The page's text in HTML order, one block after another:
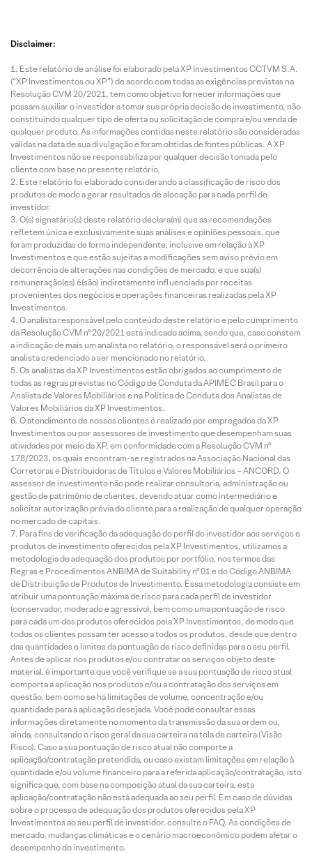
nos
EUA e
projeçõ
es XP
para a
econo
mia em
destaq
ue
g Call
XP:
acomp
anhe
ao vivo
o do
Copom
e
balanç
o da
Petrobr
as em
foco
juros
hoje;
saiba
que
Disclaimer:
Este relatório de análise foi elaborado pela XP Investimentos CCTVM S.A.
(“XP Investimentos ou XP”) de acordo com todas as exigências previstas na
Resolução CVM 20/2021, tem como objetivo fornecer informações que
possam auxiliar o investidor a tomar sua própria decisão de investimento, não
constituindo qualquer tipo de oferta ou solicitação de compra e/ou venda de
qualquer produto. As informações contidas neste relatório são consideradas
válidas na data de sua divulgação e foram obtidas de fontes públicas. A XP
Investimentos não se responsabiliza por qualquer decisão tomada pelo
cliente com base no presente relatório.
Este relatório foi elaborado considerando a classificação de risco dos
produtos de modo a gerar resultados de alocação para cada perfil de
investidor.
O(s) signatário(s) deste relatório declara(m) que as recomendações
refletem única e exclusivamente suas análises e opiniões pessoais, que
foram produzidas de forma independente, inclusive em relação à XP
Investimentos e que estão sujeitas a modificações sem aviso prévio em
decorrência de alterações nas condições de mercado, e que sua(s)
remuneração(es) é(são) indiretamente influenciada por receitas
provenientes dos negócios e operações financeiras realizadas pela XP
Investimentos.
O analista responsável pelo conteúdo deste relatório e pelo cumprimento
da Resolução CVM nº 20/2021 está indicado acima, sendo que, caso constem
a indicação de mais um analista no relatório, o responsável será o primeiro
analista credenciado a ser mencionado no relatório.
Os analistas da XP Investimentos estão obrigados ao cumprimento de
todas as regras previstas no Código de Conduta da APIMEC Brasil para o
Analista de Valores Mobiliários e na Política de Conduta dos Analistas de
Valores Mobiliários da XP Investimentos.
O atendimento de nossos clientes é realizado por empregados da XP
Investimentos ou por assessores de investimento que desempenham suas
atividades por meio da XP, em conformidade com a Resolução CVM nº
178/2023, os quais encontram-se registrados na Associação Nacional das
Corretoras e Distribuidoras de Títulos e Valores Mobiliários – ANCORD. O
assessor de investimento não pode realizar consultoria, administração ou
gestão de patrimônio de clientes, devendo atuar como intermediário e
solicitar autorização prévia do cliente para a realização de qualquer operação
no mercado de capitais.
Para fins de verificação da adequação do perfil do investidor aos serviços e
produtos de investimento oferecidos pela XP Investimentos, utilizamos a
metodologia de adequação dos produtos por portfólio, nos termos das
Regras e Procedimentos ANBIMA de Suitability nº 01 e do Código ANBIMA
de Distribuição de Produtos de Investimento. Essa metodologia consiste em
atribuir uma pontuação máxima de risco para cada perfil de investidor
(conservador, moderado e agressivo), bem como uma pontuação de risco
para cada um dos produtos oferecidos pela XP Investimentos, de modo que
todos os clientes possam ter acesso a todos os produtos, desde que dentro
das quantidades e limites da pontuação de risco definidas para o seu perfil.
Antes de aplicar nos produtos e/ou contratar os serviços objeto deste
material, é importante que você verifique se a sua pontuação de risco atual
comporta a aplicação nos produtos e/ou a contratação dos serviços em
questão, bem como se há limitações de volume, concentração e/ou
quantidade para a aplicação desejada. Você pode consultar essas
informações diretamente no momento da transmissão da sua ordem ou,
ainda, consultando o risco geral da sua carteira na tela de carteira (Visão
Risco). Caso a sua pontuação de risco atual não comporte a
aplicação/contratação pretendida, ou caso existam limitações em relação à
quantidade e/ou volume financeiro para a referida aplicação/contratação, isto
significa que, com base na composição atual da sua carteira, esta
aplicação/contratação não está adequada ao seu perfil. Em caso de dúvidas
sobre o processo de adequação dos produtos oferecidos pela XP
Investimentos ao seu perfil de investidor, consulte o FAQ. As condições de
mercado, mudanças climáticas e o cenário macroeconômico podem afetar o
desempenho do investimento.